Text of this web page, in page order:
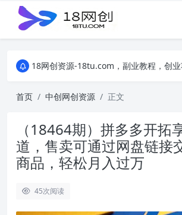
18网创资源-18tu.com，副业教程，创业项目，AI 实操教程，自媒体运营，电商干货，精品网
首页
中创网创资源 正文
（18464期）拼多多开拓
道，售卖可通过网盘链接
商品，轻松月入过万
45次阅读